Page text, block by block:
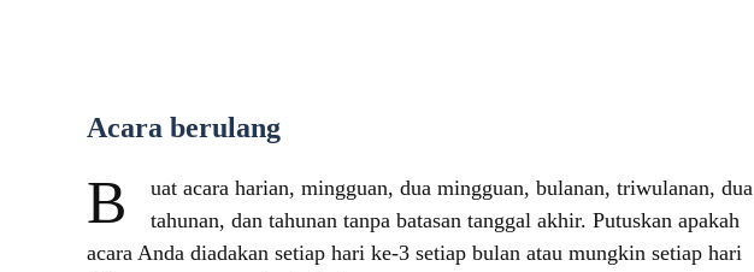
Acara berulang
B
uat acara harian, mingguan, dua mingguan, bulanan, triwulanan, dua
tahunan, dan tahunan tanpa batasan tanggal akhir. Putuskan apakah
acara Anda diadakan setiap hari ke-3 setiap bulan atau mungkin setiap hari